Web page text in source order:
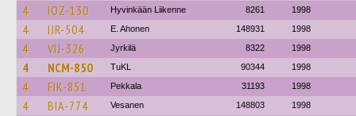
4 IOZ-130 Hyvinkään Liikenne 8261 1998
4 IJR-504 E. Ahonen 148931 1998
4 VIJ-326 Jyrkilä 8322 1998
4 NCM-850 TuKL 90344 1998
4 FIK-851 Pekkala 31193 1998
4 BIA-774 Vesanen 148803 1998